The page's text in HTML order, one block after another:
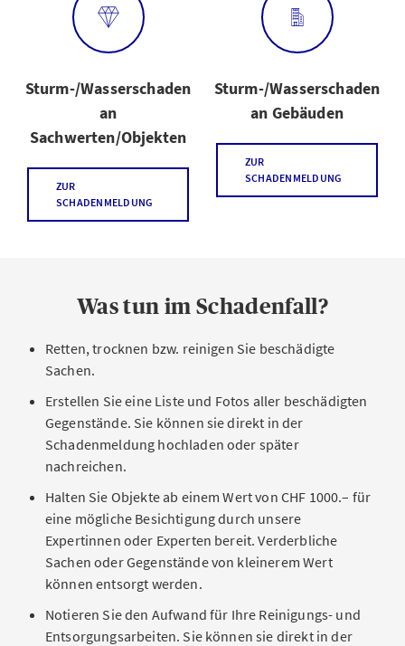
Sturm-/Wasserschaden
an
Sachwerten/Objekten
ZUR
SCHADENMELDUNG
Sturm-/Wasserschaden
an Gebäuden
ZUR
SCHADENMELDUNG
Was tun im Schadenfall?
Retten, trocknen bzw. reinigen Sie beschädigte
Sachen.
Erstellen Sie eine Liste und Fotos aller beschädigten
Gegenstände. Sie können sie direkt in der
Schadenmeldung hochladen oder später
nachreichen.
Halten Sie Objekte ab einem Wert von CHF 1000.– für
eine mögliche Besichtigung durch unsere
Expertinnen oder Experten bereit. Verderbliche
Sachen oder Gegenstände von kleinerem Wert
können entsorgt werden.
Notieren Sie den Aufwand für Ihre Reinigungs- und
Entsorgungsarbeiten. Sie können sie direkt in der